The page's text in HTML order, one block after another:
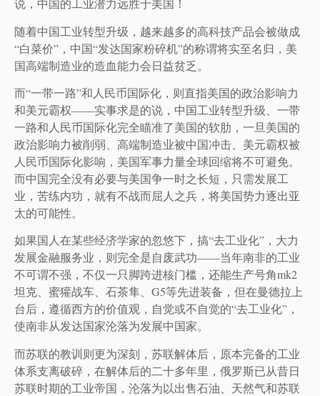
说，中国的工业潜力远胜于美国！
随着中国工业转型升级，越来越多的高科技产品会被做成
“白菜价”，中国“发达国家粉碎机”的称谓将实至名归，美
国高端制造业的造血能力会日益贫乏。
而“一带一路”和人民币国际化，则直指美国的政治影响力
和美元霸权——实事求是的说，中国工业转型升级、一带
一路和人民币国际化完全瞄准了美国的软肋，一旦美国的
政治影响力被削弱、高端制造业被中国冲击、美元霸权被
人民币国际化影响，美国军事力量全球回缩将不可避免。
而中国完全没有必要与美国争一时之长短，只需发展工
业，苦练内功，就有不战而屈人之兵，将美国势力逐出亚
太的可能性。
如果国人在某些经济学家的忽悠下，搞“去工业化”，大力
发展金融服务业，则完全是自废武功——当年南非的工业
不可谓不强，不仅一只脚跨进核门槛，还能生产号角mk2
坦克、蜜獾战车、石茶隼、G5等先进装备，但在曼德拉上
台后，遵循西方的价值观，自觉或不自觉的“去工业化”，
使南非从发达国家沦落为发展中国家。
而苏联的教训则更为深刻，苏联解体后，原本完备的工业
体系支离破碎，在解体后的二十多年里，俄罗斯已从昔日
苏联时期的工业帝国，沦落为以出售石油、天然气和苏联